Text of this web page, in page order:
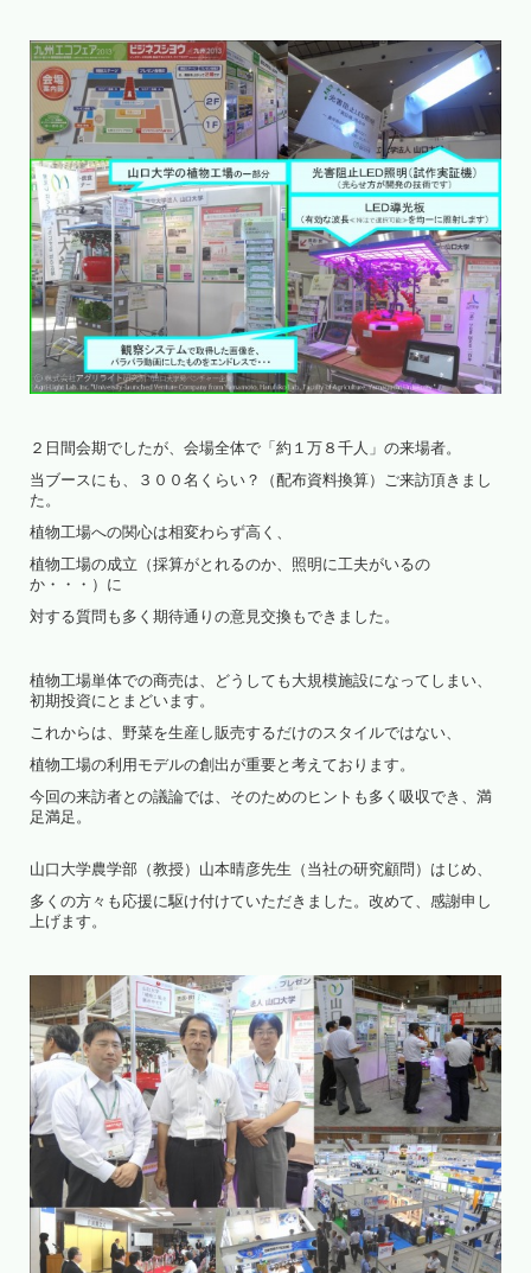
２日間会期でしたが、会場全体で「約１万８千人」の来場者。
当ブースにも、３００名くらい？（配布資料換算）ご来訪頂きまし
た。
植物工場への関心は相変わらず高く、
植物工場の成立（採算がとれるのか、照明に工夫がいるの
か・・・）に
対する質問も多く期待通りの意見交換もできました。
植物工場単体での商売は、どうしても大規模施設になってしまい、
初期投資にとまどいます。
これからは、野菜を生産し販売するだけのスタイルではない、
植物工場の利用モデルの創出が重要と考えております。
今回の来訪者との議論では、そのためのヒントも多く吸収でき、満
足満足。
山口大学農学部（教授）山本晴彦先生（当社の研究顧問）はじめ、
多くの方々も応援に駆け付けていただきました。改めて、感謝申し
上げます。